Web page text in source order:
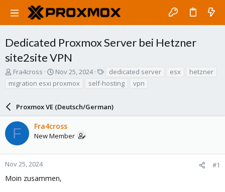
Dedicated Proxmox Server bei Hetzner
site2site VPN
T
h
r
d
s
a
r
t
r
Fra4cross
S
a
t
d
a
t
Nov 25, 2024
g
dedicated server esx
hetzner
migration esxi proxmox
self-hosting vpn
Proxmox VE (Deutsch/German)
F Fra4cross
New Member
Nov 25, 2024 #1
Moin zusammen,